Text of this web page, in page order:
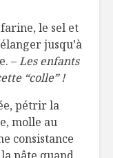
le sel et
jusqu’à
–Les enfants
“colle” !
pétrir la
molle au
consistance